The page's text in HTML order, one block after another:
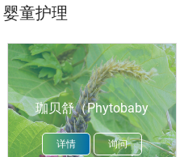
婴童护理
珈贝舒（Phytobaby
CAP）
详情 询问